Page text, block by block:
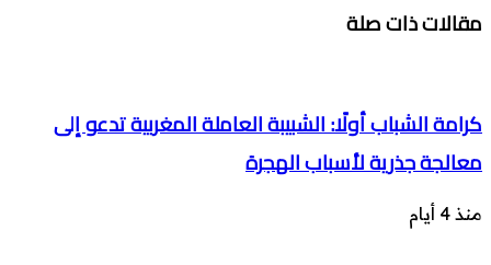
مقالات ذات صلة
كرامة الشباب أولًا: الشبيبة العاملة المغربية تدعو إلى
معالجة جذرية لأسباب الهجرة
منذ 4 أيام